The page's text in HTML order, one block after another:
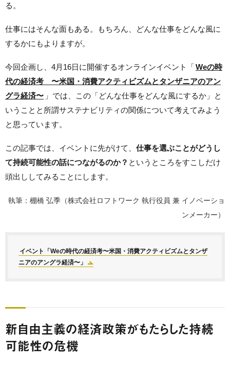
る。
仕事にはそんな面もある。もちろん、どんな仕事をどんな風に
するかにもよりますが。
今回企画し、4月16日に開催するオンラインイベント「Weの時
代の経済考 〜米国・消費アクティビズムとタンザニアのアン
グラ経済〜 」では、この「どんな仕事をどんな風にするか」と
いうことと所謂サステナビリティの関係について考えてみよう
と思っています。
この記事では、イベントに先がけて、 仕事を選ぶことがどうし
て持続可能性の話につながるのか？ というところをすこしだけ
頭出ししてみることにします。
執筆：棚橋 弘季（株式会社ロフトワーク 執行役員 兼 イノベーショ
ンメーカー）
イベント「Weの時代の経済考〜米国・消費アクティビズムとタンザ
ニアのアングラ経済〜」
新自由主義の経済政策がもたらした持続
可能性の危機